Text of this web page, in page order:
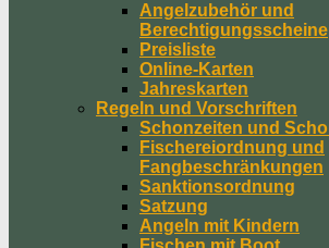
Angelzubehör und
Berechtigungsscheine
Preisliste
Online-Karten
Jahreskarten
Regeln und Vorschriften
Schonzeiten und
Fischereiordnung und
Fangbeschränkungen
Sanktionsordnung
Satzung
Angeln mit Kindern